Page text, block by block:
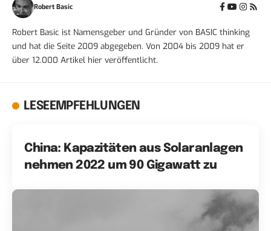
Robert Basic
Robert Basic ist Namensgeber und Gründer von BASIC thinking
und hat die Seite 2009 abgegeben. Von 2004 bis 2009 hat er
über 12.000 Artikel hier veröffentlicht.
LESEEMPFEHLUNGEN
China: Kapazitäten aus Solaranlagen
nehmen 2022 um 90 Gigawatt zu